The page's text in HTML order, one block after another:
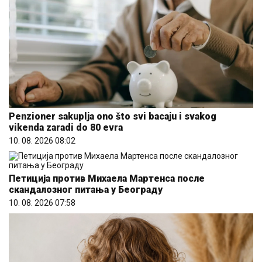
Penzioner sakuplja ono što svi bacaju i svakog
vikenda zaradi do 80 evra
10. 08. 2026 08:02
Петиција против Михаела Мартенса после
скандалозног питања у Београду
10. 08. 2026 07:58